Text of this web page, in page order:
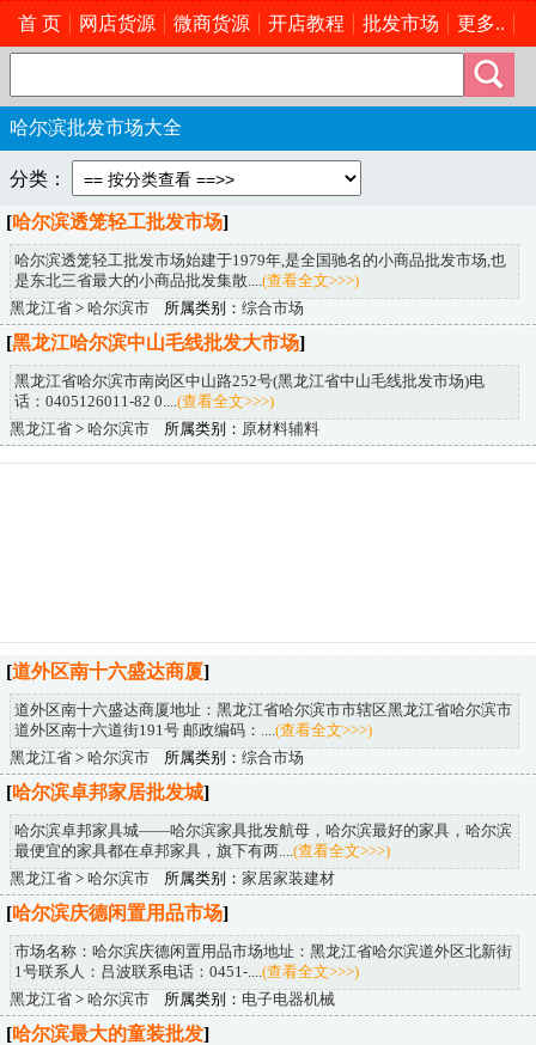
首 页 网店货源 微商货源 开店教程 批发市场 更多..
哈尔滨批发市场大全
分类：
[哈尔滨透笼轻工批发市场]
哈尔滨透笼轻工批发市场始建于1979年,是全国驰名的小商品批发市场,也
是东北三省最大的小商品批发集散....(查看全文>>>)
黑龙江省 > 哈尔滨市 所属类别： 综合市场
[黑龙江哈尔滨中山毛线批发大市场]
黑龙江省哈尔滨市南岗区中山路252号(黑龙江省中山毛线批发市场)电
话：0405126011-82 0....(查看全文>>>)
黑龙江省 > 哈尔滨市 所属类别： 原材料辅料
[道外区南十六盛达商厦]
道外区南十六盛达商厦地址：黑龙江省哈尔滨市市辖区黑龙江省哈尔滨市
道外区南十六道街191号 邮政编码：.... (查看全文>>>)
黑龙江省 > 哈尔滨市 所属类别： 综合市场
[哈尔滨卓邦家居批发城]
哈尔滨卓邦家具城——哈尔滨家具批发航母，哈尔滨最好的家具，哈尔滨
最便宜的家具都在卓邦家具，旗下有两.... (查看全文>>>)
黑龙江省 > 哈尔滨市 所属类别： 家居家装建材
[哈尔滨庆德闲置用品市场]
市场名称：哈尔滨庆德闲置用品市场地址：黑龙江省哈尔滨道外区北新街
1号联系人：吕波联系电话：0451-.... (查看全文>>>)
黑龙江省 > 哈尔滨市 所属类别： 电子电器机械
[哈尔滨最大的童装批发]